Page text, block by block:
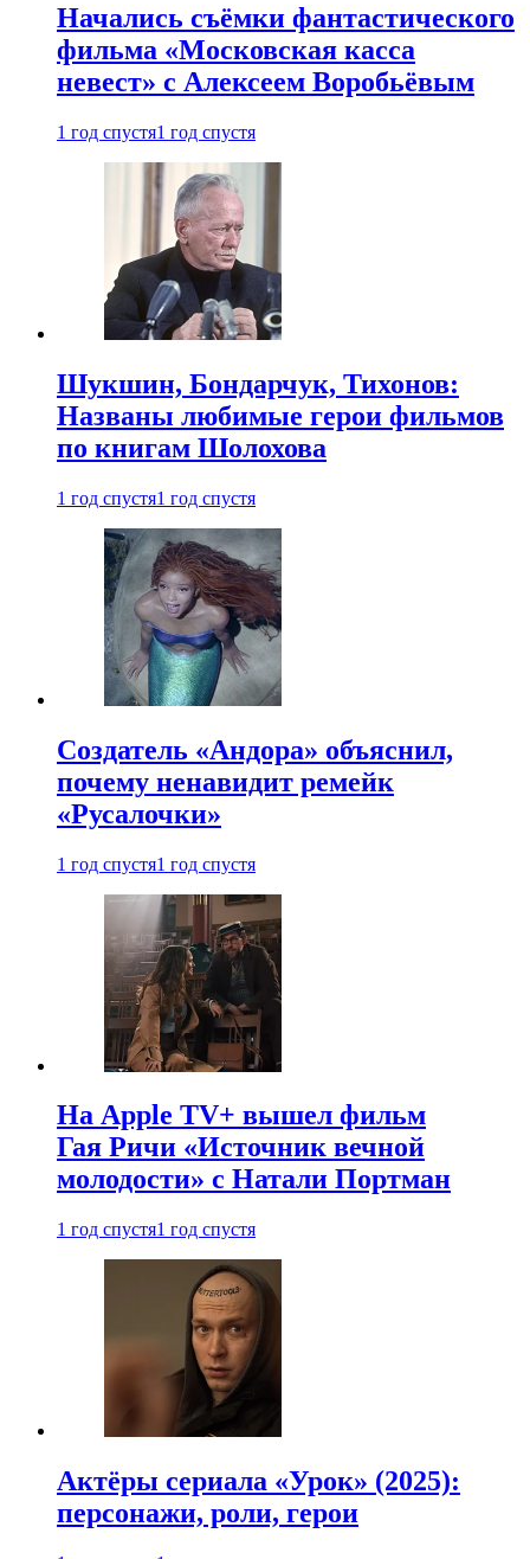
Начались съёмки фантастического
фильма «Московская касса
невест» с Алексеем Воробьёвым
1 год спустя1 год спустя
Шукшин, Бондарчук, Тихонов:
Названы любимые герои фильмов
по книгам Шолохова
1 год спустя1 год спустя
Создатель «Андора» объяснил,
почему ненавидит ремейк
«Русалочки»
1 год спустя1 год спустя
На Apple TV+ вышел фильм
Гая Ричи «Источник вечной
молодости» с Натали Портман
1 год спустя1 год спустя
Актёры сериала «Урок» (2025):
персонажи, роли, герои